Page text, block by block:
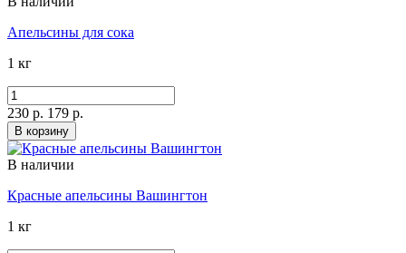
Апельсины для сока
1 кг
230 р. 179 р.
В корзину
В наличии
Красные апельсины Вашингтон
1 кг